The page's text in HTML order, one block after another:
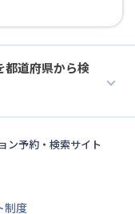
都道府県から検
ン予約・検索サイト
制度